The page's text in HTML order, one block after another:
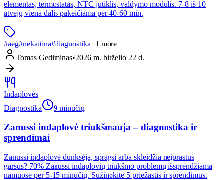
elementas, termostatas, NTC jutiklis, valdymo modulis. 7-8 iš 10
atvejų viena dalis pakeičiama per 40-60 min.
#aeg#nekaitina#diagnostika+1 more
Tomas Gediminas•2026 m. birželio 22 d.
Indaplovės
Diagnostika
9 minučių
Zanussi indaplovė triukšmauja – diagnostika ir
sprendimai
Zanussi indaplovė dunksėja, spragsi arba skleidžia neįprastus
garsus? 70% Zanussi indaplovių triukšmo problemų išsprendžiama
namuose per 5-15 minučių. Sužinokite 5 priežastis ir sprendimus.